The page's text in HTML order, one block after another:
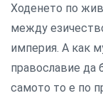
Ходенето по
между
империя. А как
православие да
самото то е по